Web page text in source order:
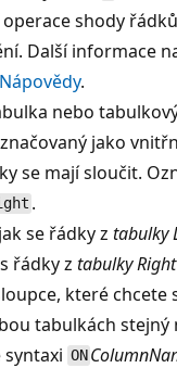
shody
Další informace
Nápovědy.
nebo
jako
se mají sloučit.
.
se řádky z tabulky
řádky z tabulky
které chcete
tabulkách stejný
ON